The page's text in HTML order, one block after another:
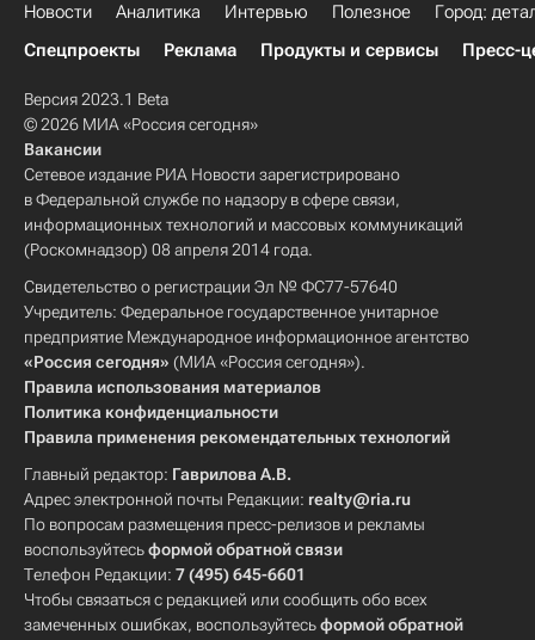
Новости Аналитика Интервью Полезное
Город:
Спецпроекты
Реклама Продукты и сервисы Пресс-
Версия 2023.1 Beta
© 2026 МИА «Россия сегодня»
Вакансии
Сетевое издание РИА Новости зарегистрировано
в Федеральной службе по надзору в сфере связи,
информационных технологий и массовых коммуникаций
(Роскомнадзор) 08 апреля 2014 года.
Свидетельство о регистрации Эл № ФС77-57640
Учредитель: Федеральное государственное унитарное
предприятие Международное информационное агентство
«Россия сегодня» (МИА «Россия сегодня»).
Правила использования материалов
Политика конфиденциальности
Правила применения рекомендательных технологий
Главный редактор: Гаврилова А.В.
Адрес электронной почты Редакции: realty@ria.ru
По вопросам размещения пресс-релизов и рекламы
воспользуйтесьформой обратной связи
Телефон Редакции: 7 (495) 645-6601
Чтобы связаться с редакцией или сообщить обо всех
замеченных ошибках, воспользуйтесьформой обратной